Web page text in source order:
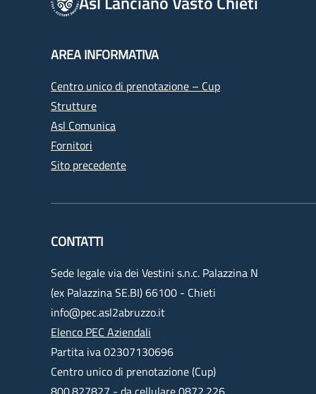
AREA INFORMATIVA
Centro unico di prenotazione – Cup
Strutture
Asl Comunica
Fornitori
Sito precedente
CONTATTI
Sede legale via dei Vestini s.n.c. Palazzina N
(ex Palazzina SE.BI) 66100 - Chieti
info@pec.asl2abruzzo.it
Elenco PEC Aziendali
Partita iva 02307130696
Centro unico di prenotazione (Cup)